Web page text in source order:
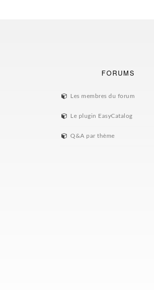
FORUMS
Les membres du forum
Le plugin EasyCatalog
Q&A par thème